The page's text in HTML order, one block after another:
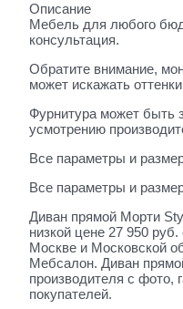
Описание
Мебель для любого
консультация.
Обратите внимание,
может искажать
Фурнитура может быть
усмотрению
Все параметры и
Все параметры и
Диван прямой Морти
низкой цене 27 950
Москве и Московской
Мебсалон. Диван
производителя с фото,
покупателей.